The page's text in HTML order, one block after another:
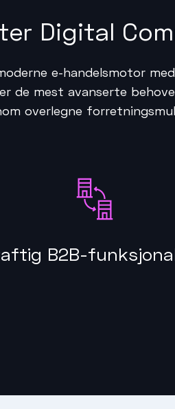
Digital
e-handelsmotor
de mest avanserte
overlegne
B2B-